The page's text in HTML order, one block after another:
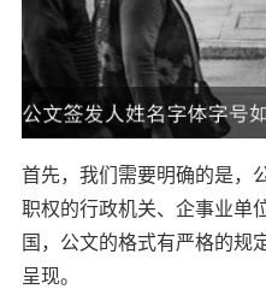
首先，我们需要明确的是，
职权的行政机关、企事业单
国，公文的格式有严格的规
呈现。